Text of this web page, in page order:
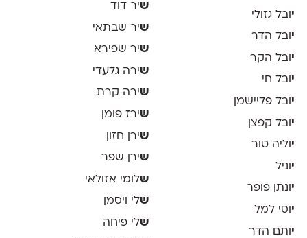
י ובל גזולי
יובל הדר
י ובל הקר
יובל חי
י ובל פליישמן
יובל קפצן
י וליה טור
י וניל
יונתן פופר
י וסי למל
יותם הדר
שיר דוד
שיר שבתאי
שיר שפירא
שירה גלעדי
שירה קרת
שירז פומן
שירן חזון
שירן שפר
שלומי אזולאי
שלי ויסמן
שלי פיחה